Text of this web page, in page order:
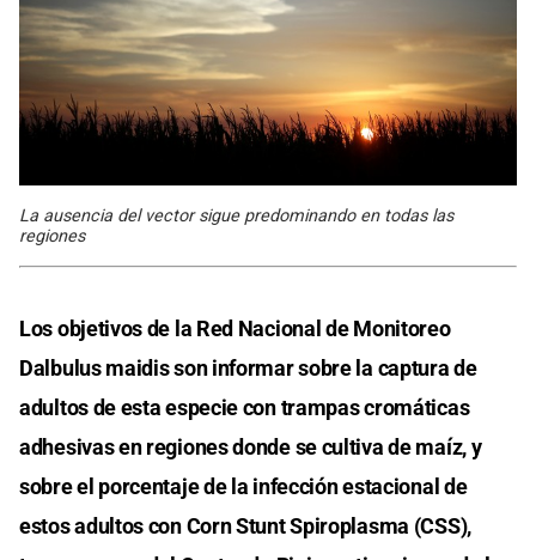
La ausencia del vector sigue predominando en todas las
regiones
Los objetivos de la Red Nacional de Monitoreo
Dalbulus maidis son informar sobre la captura de
adultos de esta especie con trampas cromáticas
adhesivas en regiones donde se cultiva de maíz, y
sobre el porcentaje de la infección estacional de
estos adultos con Corn Stunt Spiroplasma (CSS),